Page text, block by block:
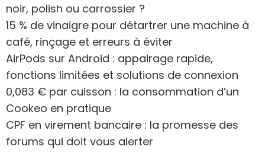
noir, polish ou carrossier ?
15 % de vinaigre pour détartrer une machine à
café, rinçage et erreurs à éviter
AirPods sur Android : appairage rapide,
fonctions limitées et solutions de connexion
0,083 € par cuisson : la consommation d’un
Cookeo en pratique
CPF en virement bancaire : la promesse des
forums qui doit vous alerter